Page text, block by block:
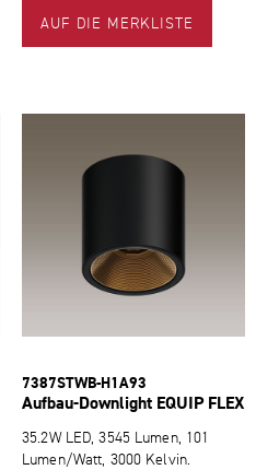
7387STWB-​H1A93
Aufbau-​Downlight EQUIP FLEX
35.2W LED, 3545 Lumen, 101
Lumen/Watt, 3000 Kelvin.